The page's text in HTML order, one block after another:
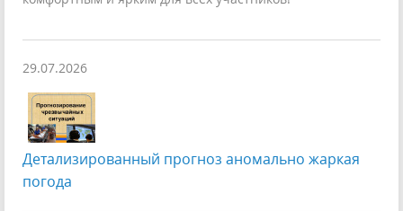
29.07.2026
Детализированный прогноз аномально жаркая
погода